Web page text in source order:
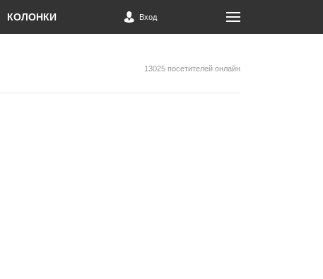
КОЛОНКИ Вход
13025 посетителей онлайн